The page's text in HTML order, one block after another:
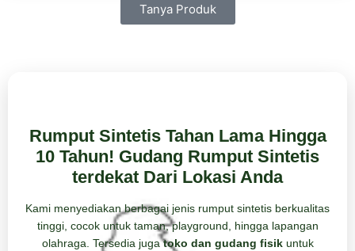
Tanya Produk
Rumput Sintetis Tahan Lama Hingga
10 Tahun! Gudang Rumput Sintetis
terdekat Dari Lokasi Anda
Kami menyediakan berbagai jenis rumput sintetis berkualitas
tinggi, cocok untuk taman, playground, hingga lapangan
olahraga. Tersedia jugatoko dan gudang fisikuntuk